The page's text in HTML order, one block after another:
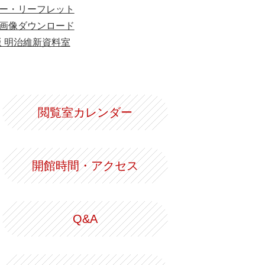
・リーフレット
像ダウンロード
明治維新資料室
閲覧室カレンダー
開館時間・アクセス
Q&A